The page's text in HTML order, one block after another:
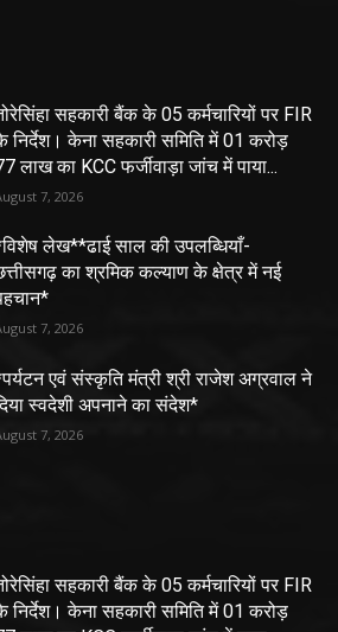
सहकारी बैंक के 05 कर्मचारियों पर FIR
निर्देश। केना सहकारी समिति में 01 करोड़
लाख का KCC फर्जीवाड़ा जांच में पाया...
7, 2026
लेख**ढाई साल की उपलब्धियाँ-
का श्रमिक कल्याण के क्षेत्र में नई
7, 2026
एवं संस्कृति मंत्री श्री राजेश अग्रवाल ने
स्वदेशी अपनाने का संदेश*
7, 2026
सहकारी बैंक के 05 कर्मचारियों पर FIR
निर्देश। केना सहकारी समिति में 01 करोड़